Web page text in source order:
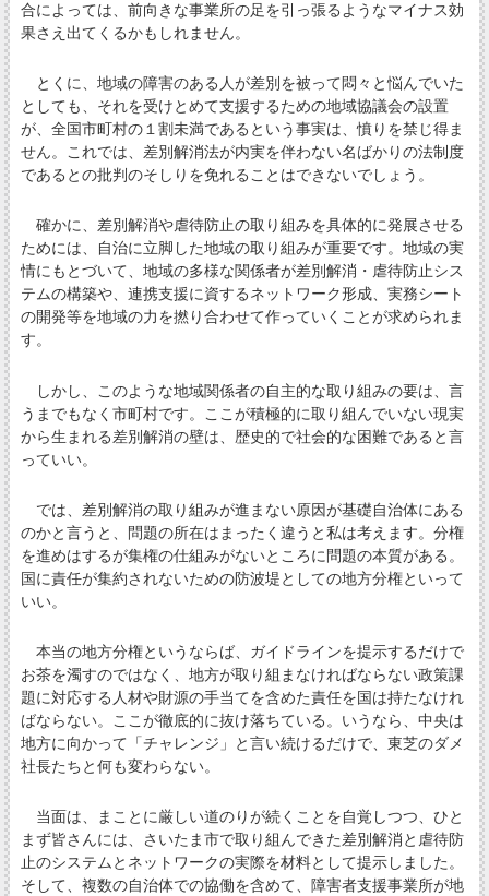
合によっては、前向きな事業所の足を引っ張るようなマイナス効
果さえ出てくるかもしれません。
とくに、地域の障害のある人が差別を被って悶々と悩んでいた
としても、それを受けとめて支援するための地域協議会の設置
が、全国市町村の１割未満であるという事実は、憤りを禁じ得ま
せん。これでは、差別解消法が内実を伴わない名ばかりの法制度
であるとの批判のそしりを免れることはできないでしょう。
確かに、差別解消や虐待防止の取り組みを具体的に発展させる
ためには、自治に立脚した地域の取り組みが重要です。地域の実
情にもとづいて、地域の多様な関係者が差別解消・虐待防止シス
テムの構築や、連携支援に資するネットワーク形成、実務シート
の開発等を地域の力を撚り合わせて作っていくことが求められま
す。
しかし、このような地域関係者の自主的な取り組みの要は、言
うまでもなく市町村です。ここが積極的に取り組んでいない現実
から生まれる差別解消の壁は、歴史的で社会的な困難であると言
っていい。
では、差別解消の取り組みが進まない原因が基礎自治体にある
のかと言うと、問題の所在はまったく違うと私は考えます。分権
を進めはするが集権の仕組みがないところに問題の本質がある。
国に責任が集約されないための防波堤としての地方分権といって
いい。
本当の地方分権というならば、ガイドラインを提示するだけで
お茶を濁すのではなく、地方が取り組まなければならない政策課
題に対応する人材や財源の手当てを含めた責任を国は持たなけれ
ばならない。ここが徹底的に抜け落ちている。いうなら、中央は
地方に向かって「チャレンジ」と言い続けるだけで、東芝のダメ
社長たちと何も変わらない。
当面は、まことに厳しい道のりが続くことを自覚しつつ、ひと
まず皆さんには、さいたま市で取り組んできた差別解消と虐待防
止のシステムとネットワークの実際を材料として提示しました。
そして、複数の自治体での協働を含めて、障害者支援事業所が地